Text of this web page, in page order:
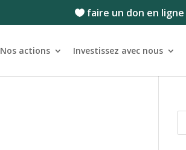
faire un don en ligne
Nos actions Investissez avec nous